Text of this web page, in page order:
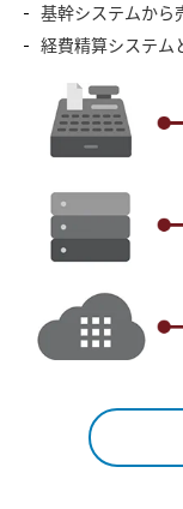
基幹システムから
経費精算システム